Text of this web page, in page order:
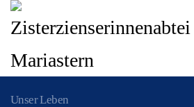
Unser Leben